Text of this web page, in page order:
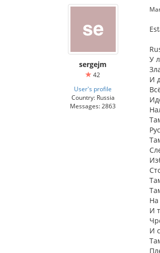
sergejm
42
User's profile
Country: Russia
Messages: 2863
У
И
На
И
И